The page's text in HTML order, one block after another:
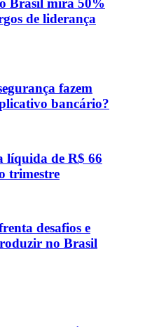
Brasil mira 50%
de liderança
fazem
bancário?
líquida de R$ 66
trimestre
desafios e
no Brasil